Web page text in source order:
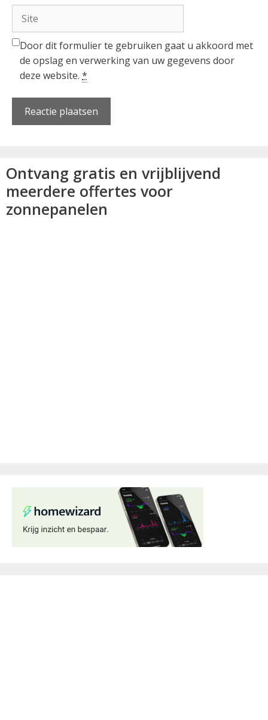
Door dit formulier te gebruiken gaat u akkoord met
de opslag en verwerking van uw gegevens door
deze website. *
Ontvang gratis en vrijblijvend
meerdere offertes voor
zonnepanelen